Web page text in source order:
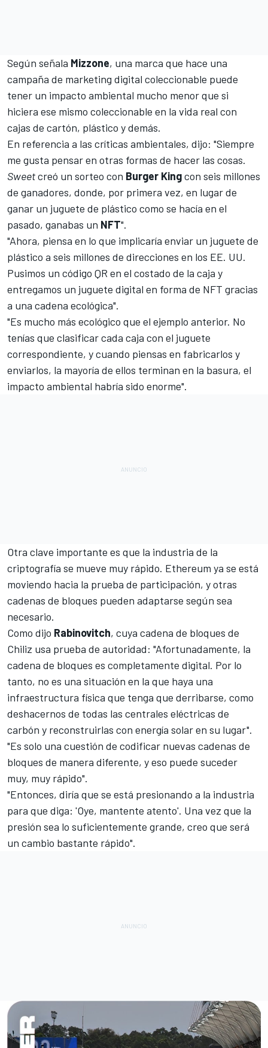
Según señala Mizzone, una marca que hace una
campaña de marketing digital coleccionable puede
tener un impacto ambiental mucho menor que si
hiciera ese mismo coleccionable en la vida real con
cajas de cartón, plástico y demás.
En referencia a las críticas ambientales, dijo: "Siempre
me gusta pensar en otras formas de hacer las cosas.
Sweetcreó un sorteo con Burger Kingcon seis millones
de ganadores, donde, por primera vez, en lugar de
ganar un juguete de plástico como se hacía en el
pasado, ganabas un NFT".
"Ahora, piensa en lo que implicaría enviar un juguete de
plástico a seis millones de direcciones en los EE. UU.
Pusimos un código QR en el costado de la caja y
entregamos un juguete digital en forma de NFT gracias
a una cadena ecológica".
"Es mucho más ecológico que el ejemplo anterior. No
tenías que clasificar cada caja con el juguete
correspondiente, y cuando piensas en fabricarlos y
enviarlos, la mayoría de ellos terminan en la basura, el
impacto ambiental habría sido enorme".
Otra clave importante es que la industria de la
criptografía se mueve muy rápido. Ethereum ya se está
moviendo hacia la prueba de participación, y otras
cadenas de bloques pueden adaptarse según sea
necesario.
Como dijo Rabinovitch, cuya cadena de bloques de
Chiliz usa prueba de autoridad: "Afortunadamente, la
cadena de bloques es completamente digital. Por lo
tanto, no es una situación en la que haya una
infraestructura física que tenga que derribarse, como
deshacernos de todas las centrales eléctricas de
carbón y reconstruirlas con energía solar en su lugar".
"Es solo una cuestión de codificar nuevas cadenas de
bloques de manera diferente, y eso puede suceder
muy, muy rápido".
"Entonces, diría que se está presionando a la industria
para que diga: 'Oye, mantente atento'. Una vez que la
presión sea lo suficientemente grande, creo que será
un cambio bastante rápido".